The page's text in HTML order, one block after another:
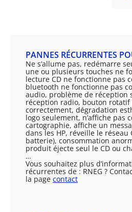
PANNES RÉCURRENTES
Ne s’allume pas, redémarre
une ou plusieurs touches ne
lecture CD ne fonctionne pas
bluetooth ne fonctionne pas
audio, problème de réception
réception radio, bouton rotatif
correctement, dégradation
logo seulement, n’affiche pas
cartographie, affiche un
dans les HP, réveille le réseau
batterie), consommation
produit éjecte seul le CD ou
…
Vous souhaitez plus
récurrentes de : RNEG ?
la page contact